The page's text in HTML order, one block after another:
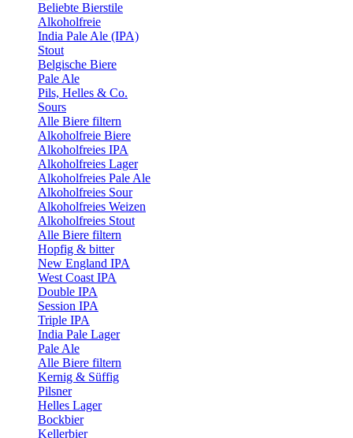
Beliebte Bierstile
Alkoholfreie
India Pale Ale (IPA)
Stout
Belgische Biere
Pale Ale
Pils, Helles & Co.
Sours
Alle Biere filtern
Alkoholfreie Biere
Alkoholfreies IPA
Alkoholfreies Lager
Alkoholfreies Pale Ale
Alkoholfreies Sour
Alkoholfreies Weizen
Alkoholfreies Stout
Alle Biere filtern
Hopfig & bitter
New England IPA
West Coast IPA
Double IPA
Session IPA
Triple IPA
India Pale Lager
Pale Ale
Alle Biere filtern
Kernig & Süffig
Pilsner
Helles Lager
Bockbier
Kellerbier